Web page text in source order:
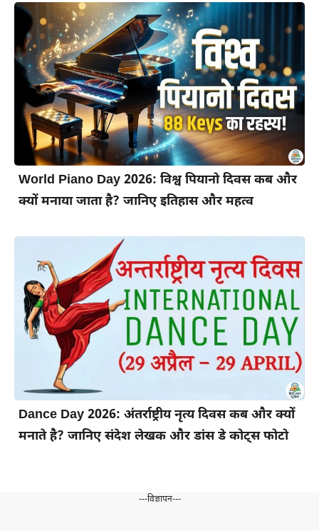
World Piano Day 2026: विश्व पियानो दिवस कब और
क्यों मनाया जाता है? जानिए इतिहास और महत्व
Dance Day 2026: अंतर्राष्ट्रीय नृत्य दिवस कब और क्यों
मनाते है? जानिए संदेश लेखक और डांस डे कोट्स फोटो
---विज्ञापन---